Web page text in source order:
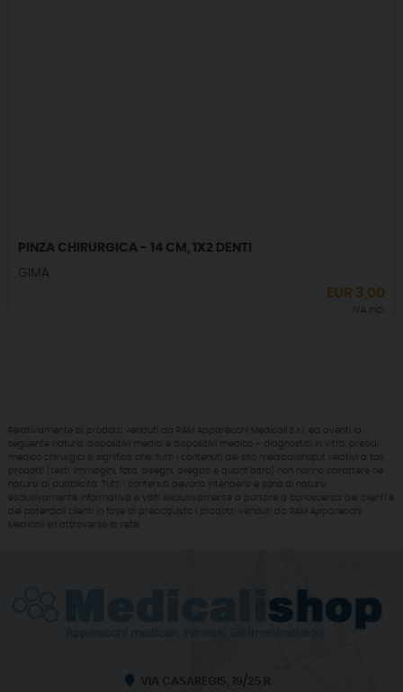
PINZA CHIRURGICA - 14 CM, 1X2 DENTI
GIMA
EUR 3,00
IVA incl.
Relativamente ai prodotti venduti da RAM Apparecchi Medicali S.r.l. ed aventi la
seguente natura: dispositivi medici e dispositivi medico – diagnostici in vitro, presidi
medico chirurgici si significa che: tutti i contenuti del sito medicalishop.it relativi a tali
prodotti (testi, immagini, foto, disegni, allegati e quant’altro) non hanno carattere né
natura di pubblicità. Tutti i contenuti devono intendersi e sono di natura
esclusivamente informativa e volti esclusivamente a portare a conoscenza dei clienti e
dei potenziali clienti in fase di preacquisto i prodotti venduti da RAM Apparecchi
Medicali srl attraverso la rete.
VIA CASAREGIS, 19/25 R